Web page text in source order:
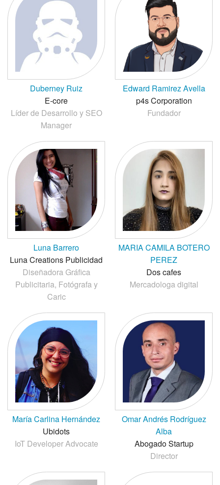
Duberney Ruiz
E-core
Líder de Desarrollo y SEO
Manager
Edward Ramirez Avella
p4s Corporation
Fundador
Luna Barrero
Luna Creations Publicidad
Diseñadora Gráfica
Publicitaria, Fotógrafa y
Caric
MARIA CAMILA BOTERO
PEREZ
Dos cafes
Mercadologa digital
María Carlina Hernández
Ubidots
IoT Developer Advocate
Omar Andrés Rodríguez
Alba
Abogado Startup
Director